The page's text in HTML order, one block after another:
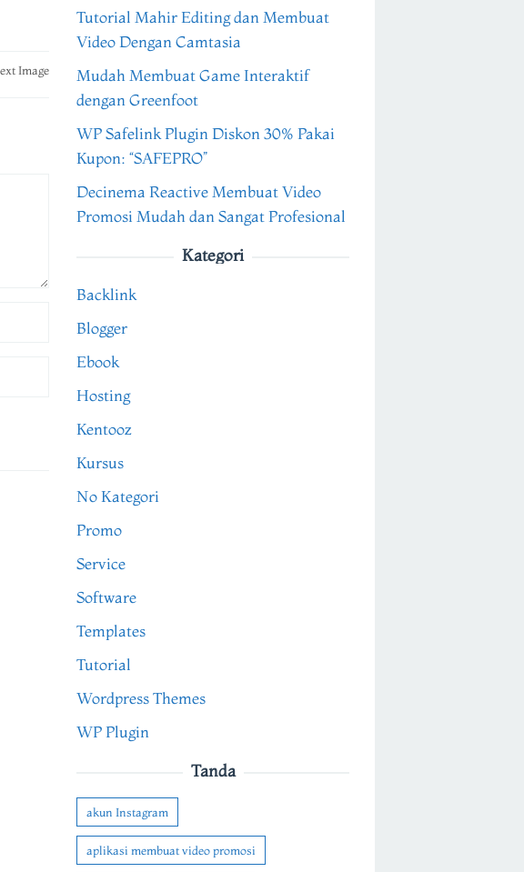
Image
Tutorial Mahir Editing dan Membuat
Video Dengan Camtasia
Mudah Membuat Game Interaktif
dengan Greenfoot
WP Safelink Plugin Diskon 30% Pakai
Kupon: “SAFEPRO”
Decinema Reactive Membuat Video
Promosi Mudah dan Sangat Profesional
Kategori
Backlink
Blogger
Ebook
Hosting
Kentooz
Kursus
No Kategori
Promo
Service
Software
Templates
Tutorial
Wordpress Themes
WP Plugin
Tanda
akun Instagram
aplikasi membuat video promosi